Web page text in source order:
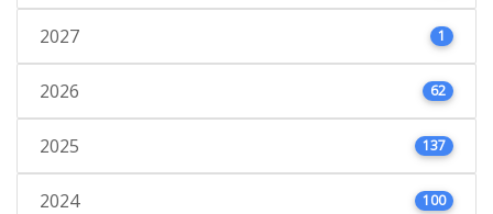
2027 1
2026 62
2025 137
2024 100